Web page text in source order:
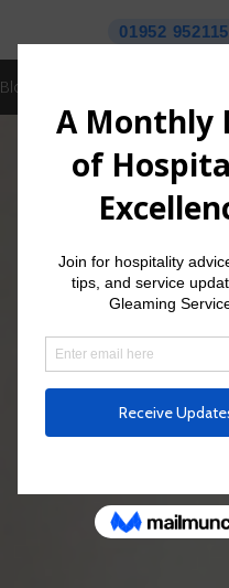
01952 952115
Blog